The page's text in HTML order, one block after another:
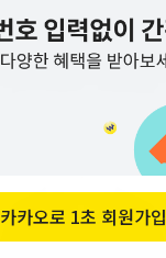
카카오로 1초 회원가입